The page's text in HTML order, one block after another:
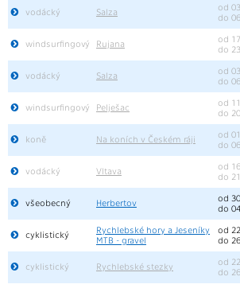
vodácký Salza
od
do
windsurfingový Rujana
od
do
vodácký Salza
od
do
windsurfingový Pelješac
od
do
koně Na koních v Českém ráji
od
do
vodácký Vltava
od
do
všeobecný Herbertov
od
do
cyklistický
Rychlebské hory a Jeseníky
MTB - gravel
od
do
cyklistický Rychlebské stezky
od
do